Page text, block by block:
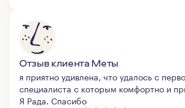
Отзыв клиента Меты
я приятно удивлена, что удалось с
специалиста с которым комфортно и
Я Рада. Спасибо